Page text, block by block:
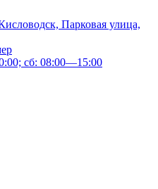
Парковая улица,
сб: 08:00—15:00